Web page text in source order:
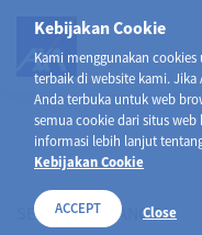
Kebijakan Cookie
Kami menggunakan
terbaik di website kami.
Anda terbuka untuk web
semua cookie dari situs
informasi lebih lanjut
Kebijakan Cookie
ACCEPT Close
SELAMAT DATANG DI